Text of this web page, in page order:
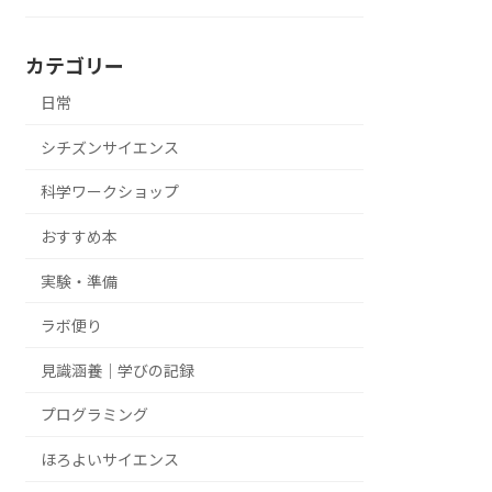
カテゴリー
日常
シチズンサイエンス
科学ワークショップ
おすすめ本
実験・準備
ラボ便り
見識涵養｜学びの記録
プログラミング
ほろよいサイエンス